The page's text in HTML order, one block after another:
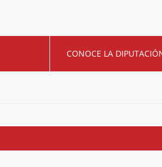
CONOCE LA